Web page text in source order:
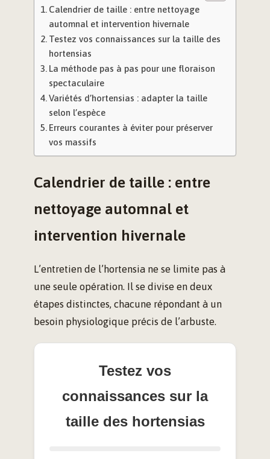
Calendrier de taille : entre nettoyage
automnal et intervention hivernale
Testez vos connaissances sur la taille des
hortensias
La méthode pas à pas pour une floraison
spectaculaire
Variétés d’hortensias : adapter la taille
selon l’espèce
Erreurs courantes à éviter pour préserver
vos massifs
Calendrier de taille : entre
nettoyage automnal et
intervention hivernale
L’entretien de l’hortensia ne se limite pas à
une seule opération. Il se divise en deux
étapes distinctes, chacune répondant à un
besoin physiologique précis de l’arbuste.
Testez vos
connaissances sur la
taille des hortensias